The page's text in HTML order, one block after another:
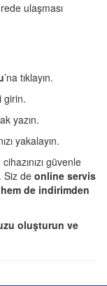
ulaşması
’na tıklayın.
girin.
yazın.
yakalayın.
güvenle
Siz de online servis
de indirimden
oluşturun ve